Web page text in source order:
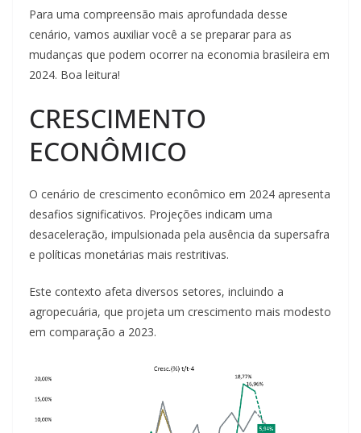
Para uma compreensão mais aprofundada desse
cenário, vamos auxiliar você a se preparar para as
mudanças que podem ocorrer na economia brasileira em
2024. Boa leitura!
CRESCIMENTO
ECONÔMICO
O cenário de crescimento econômico em 2024 apresenta
desafios significativos. Projeções indicam uma
desaceleração, impulsionada pela ausência da supersafra
e políticas monetárias mais restritivas.
Este contexto afeta diversos setores, incluindo a
agropecuária, que projeta um crescimento mais modesto
em comparação a 2023.